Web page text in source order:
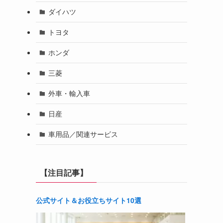
ダイハツ
トヨタ
ホンダ
三菱
外車・輸入車
日産
車用品／関連サービス
【注目記事】
公式サイト＆お役立ちサイト10選